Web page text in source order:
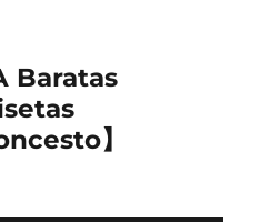
Baratas
】